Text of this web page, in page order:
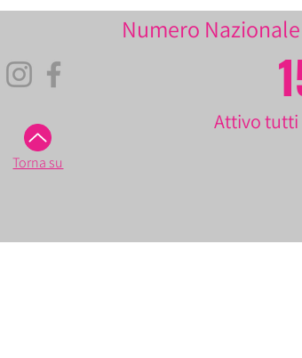
Torna su
Numero
Attivo tutti